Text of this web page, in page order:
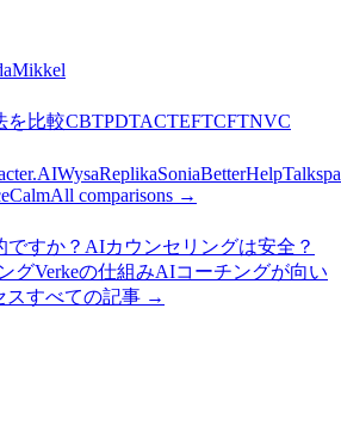
Mikkel
を比較CBTPDTACTEFTCFTNVC
WysaReplikaSoniaBetterHelp
CalmAll comparisons →
すか？ AIカウンセリングは安全？
グVerkeの仕組みAIコーチングが向い
スすべての記事 →